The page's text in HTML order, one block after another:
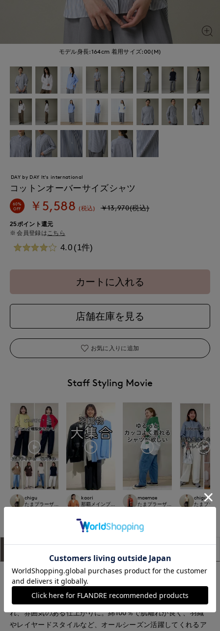
モデル身長:164cm 着用サイズ:00(M)
DAY by DAY It's international
コットンオーバーサイズシャツ
60%
OFF
￥5,588 (税込) ￥13,970(税込)
25ポイント還元
会員登録はこちら
4.0 (1件)
カートに入れる
店舗在庫を見る
お気に入りに追加
Staff Styling Movie
chigu
たまプラーザ東急I.T.'S.international
kaori
那覇メインプレイスI.T.'S.international
maemae
たまプラーザ東急I.T.'S.international
chigu
たまプラ
■デザイン
羽織としても活躍するオーバーサイズのシャツ。コンパクトな
衿と厚みのある小さめな釦など、ディテールに華奢さを取り入
れ、雰囲気のある仕上がりに。綿100％で肌離れが良く、羽織
やレイヤードスタイルなど、オールシーズン活躍してくれるア